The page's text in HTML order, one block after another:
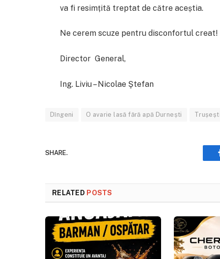
va fi resimțită treptat de către aceștia.
Ne cerem scuze pentru disconfortul creat!
Director General,
Ing. Liviu – Nicolae Ştefan
Dîngeni O avarie lasă fără apă Durnești
SHARE.
RELATED POSTS